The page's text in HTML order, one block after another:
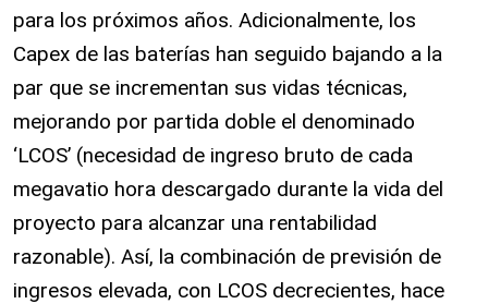
para los próximos años. Adicionalmente, los
Capex de las baterías han seguido bajando a la
par que se incrementan sus vidas técnicas,
mejorando por partida doble el denominado
‘LCOS’ (necesidad de ingreso bruto de cada
megavatio hora descargado durante la vida del
proyecto para alcanzar una rentabilidad
razonable). Así, la combinación de previsión de
ingresos elevada, con LCOS decrecientes, hace